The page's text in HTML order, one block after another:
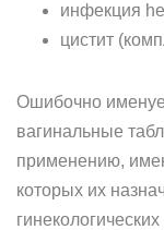
инфекция
цистит
Ошибочно
вагинальные
применению,
которых их